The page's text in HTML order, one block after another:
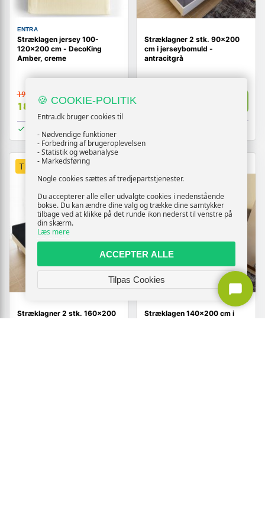
ENTRA
Stræklagen jersey 100-
120x200 cm - DecoKing
Amber, creme
199,-
189,- Vis
Stræklagner 2 stk. 90×200
cm i jerseybomuld -
antracitgrå
TILBUD
Stræklagner 2 stk. 160×200
Stræklagen 140×200 cm i
🍪 COOKIE-POLITIK
Entra.dk bruger cookies til
- Nødvendige funktioner
- Forbedring af brugeroplevelsen
- Statistik og webanalyse
- Markedsføring
Nogle cookies sættes af tredjepartstjenester.
Du accepterer alle eller udvalgte cookies i nedenstående
bokse. Du kan ændre dine valg og trække dine samtykker
tilbage ved at klikke på det runde ikon nederst til venstre på
din skærm.
Læs mere
ACCEPTER ALLE
Tilpas Cookies